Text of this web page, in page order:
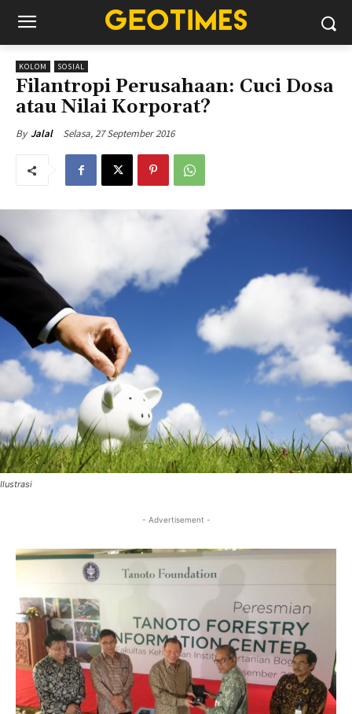
KOLOM SOSIAL
Filantropi Perusahaan: Cuci Dosa
atau Nilai Korporat?
By Jalal Selasa, 27 September 2016
Ilustrasi
- Advertisement -